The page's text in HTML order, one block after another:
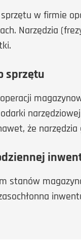
w firmie
Narzędzia
sprzętu
że narzędzia
stanów